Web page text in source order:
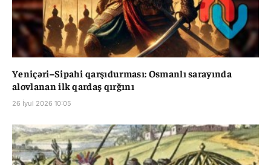
Yeniçəri–Sipahi qarşıdurması: Osmanlı sarayında
alovlanan ilk qardaş qırğını
26 İyul 2026 10:05